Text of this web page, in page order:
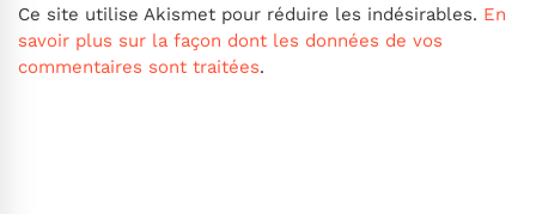
Ce site utilise Akismet pour réduire les indésirables. En
savoir plus sur la façon dont les données de vos
commentaires sont traitées.